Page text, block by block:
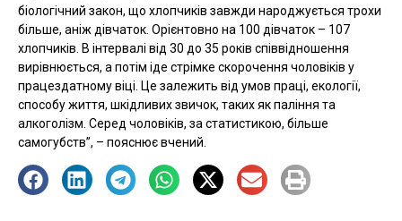
біологічний закон, що хлопчиків завжди народжується трохи
більше, аніж дівчаток. Орієнтовно на 100 дівчаток – 107
хлопчиків. В інтервалі від 30 до 35 років співвідношення
вирівнюється, а потім іде стрімке скорочення чоловіків у
працездатному віці. Це залежить від умов праці, екології,
способу життя, шкідливих звичок, таких як паління та
алкоголізм. Серед чоловіків, за статистикою, більше
самогубств”, – пояснює вчений.